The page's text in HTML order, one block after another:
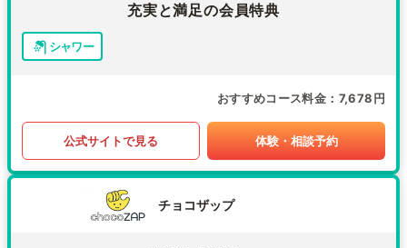
充実と満足の会員特典
シャワー
おすすめコース料金 7,678円
公式サイトで見る 体験・相談予約
チョコザップ